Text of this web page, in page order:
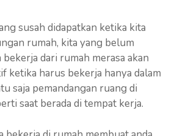
susah didapatkan ketika kita
rumah, kita yang belum
dari rumah merasa akan
ketika harus bekerja hanya dalam
saja pemandangan ruang di
saat berada di tempat kerja.